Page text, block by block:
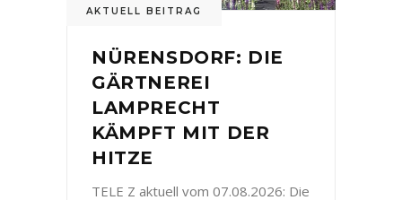
AKTUELL BEITRAG
NÜRENSDORF: DIE
GÄRTNEREI
LAMPRECHT
KÄMPFT MIT DER
HITZE
TELE Z aktuell vom 07.08.2026: Die